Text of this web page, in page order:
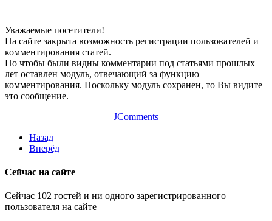
Уважаемые посетители!
На сайте закрыта возможность регистрации пользователей и
комментирования статей.
Но чтобы были видны комментарии под статьями прошлых
лет оставлен модуль, отвечающий за функцию
комментирования. Поскольку модуль сохранен, то Вы видите
это сообщение.
JComments
Назад
Вперёд
Сейчас на сайте
Сейчас 102 гостей и ни одного зарегистрированного
пользователя на сайте